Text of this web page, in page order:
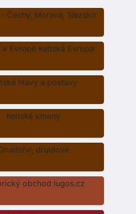
Čechy, Morava, Slezsko
v Evropě Keltská Evropa
hlavy a postavy
Keltské kmeny
druidové
obchod lugos.cz